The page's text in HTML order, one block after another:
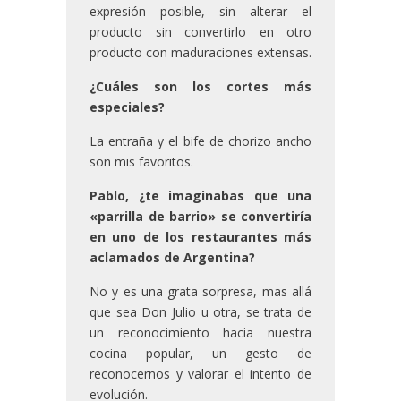
expresión posible, sin alterar el
producto sin convertirlo en otro
producto con maduraciones extensas.
¿Cuáles son los cortes más
especiales?
La entraña y el bife de chorizo ancho
son mis favoritos.
Pablo, ¿te imaginabas que una
«parrilla de barrio» se convertiría
en uno de los restaurantes más
aclamados de Argentina?
No y es una grata sorpresa, mas allá
que sea Don Julio u otra, se trata de
un reconocimiento hacia nuestra
cocina popular, un gesto de
reconocernos y valorar el intento de
evolución.